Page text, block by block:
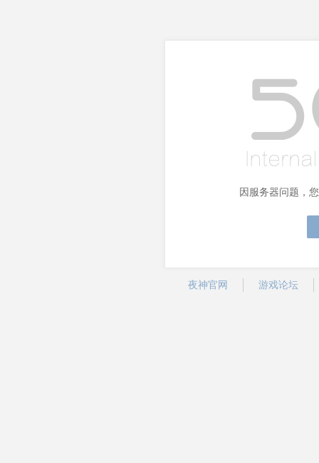
因服务器问题，
夜神官网 游戏论坛